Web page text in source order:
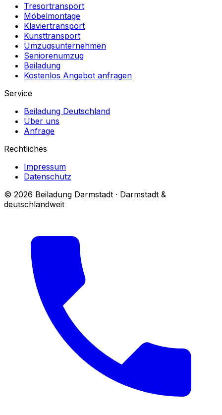
Tresortransport
Möbelmontage
Klaviertransport
Kunsttransport
Umzugsunternehmen
Seniorenumzug
Beiladung
Kostenlos Angebot anfragen
Service
Beiladung Deutschland
Über uns
Anfrage
Rechtliches
Impressum
Datenschutz
© 2026 Beiladung Darmstadt · Darmstadt &
deutschlandweit